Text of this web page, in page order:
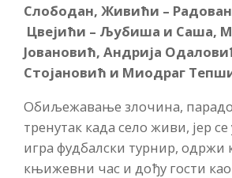
Слободан, Живићи – Радован
Цвејићи – Љубиша и Саша,
Јовановић, Андрија
Стојановић и Миодраг
Обиљежавање злочина,
тренутак када село живи, јер
игра фудбалски турнир, одржи
књижевни час и дођу гости као